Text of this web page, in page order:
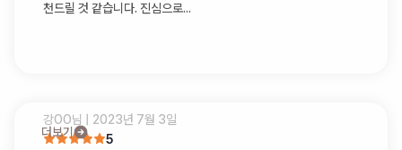
천드릴 것 같습니다. 진심으로...
더보기
강OO님 | 2023년 7월 3일
5